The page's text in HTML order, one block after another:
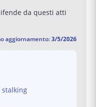
da questi atti
aggiornamento:3/5/2026
stalking